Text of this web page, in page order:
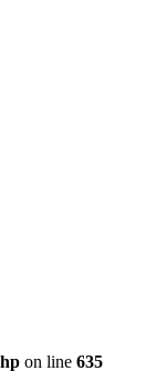
on line 635